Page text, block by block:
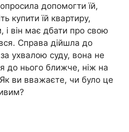
допомогти їй,
купити їй квартиру,
і він має дбати про свою
Справа дійшла до
за ухвалою суду, вона не
до нього ближче, ніж на
Як ви вважаєте, чи було це